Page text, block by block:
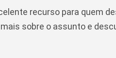
recurso para quem
sobre o assunto e